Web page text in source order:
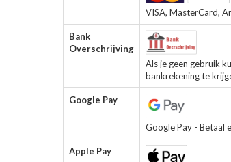
VISA, MasterCard,
Bank
Overschrijving
Als je geen gebruik
bankrekening te
Google Pay
Google Pay - Betaal
Apple Pay